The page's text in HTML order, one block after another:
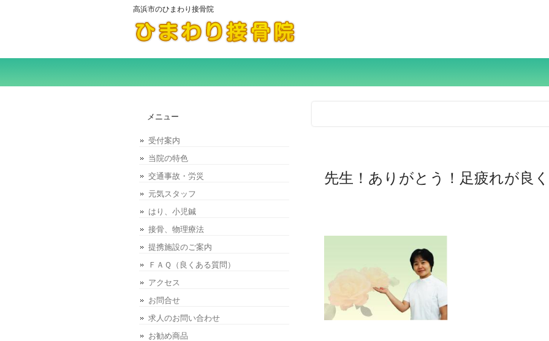
高浜市のひまわり接骨院
先生！ありがとう！足疲れが良
メニュー
受付案内
当院の特色
交通事故・労災
元気スタッフ
はり、小児鍼
接骨、物理療法
提携施設のご案内
ＦＡＱ（良くある質問）
アクセス
お問合せ
求人のお問い合わせ
お勧め商品